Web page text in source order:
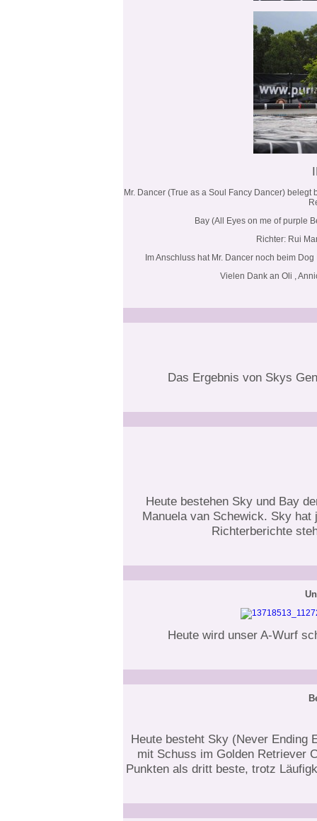
Mr. Dancer (True as a Soul Fancy Dancer)
Bay (All Eyes on me of purple
Richter: Rui
Im Anschluss hat Mr. Dancer noch beim
Vielen Dank an Oli ,
Das Ergebnis von Skys
Heute bestehen Sky und Bay
Manuela van Schewick. Sky
Richterberichte
Heute wird unser A-Wurf
Heute besteht Sky (Never Ending
mit Schuss im Golden Retriever
Punkten als dritt beste, trotz